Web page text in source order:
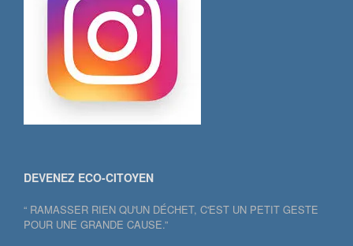
DEVENEZ ECO-CITOYEN
“ RAMASSER RIEN QU'UN DÉCHET, C'EST UN PETIT GESTE
POUR UNE GRANDE CAUSE.”